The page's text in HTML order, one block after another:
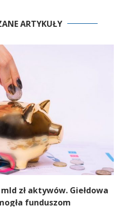
ARTYKUŁY
zł aktywów. Giełdowa
funduszom